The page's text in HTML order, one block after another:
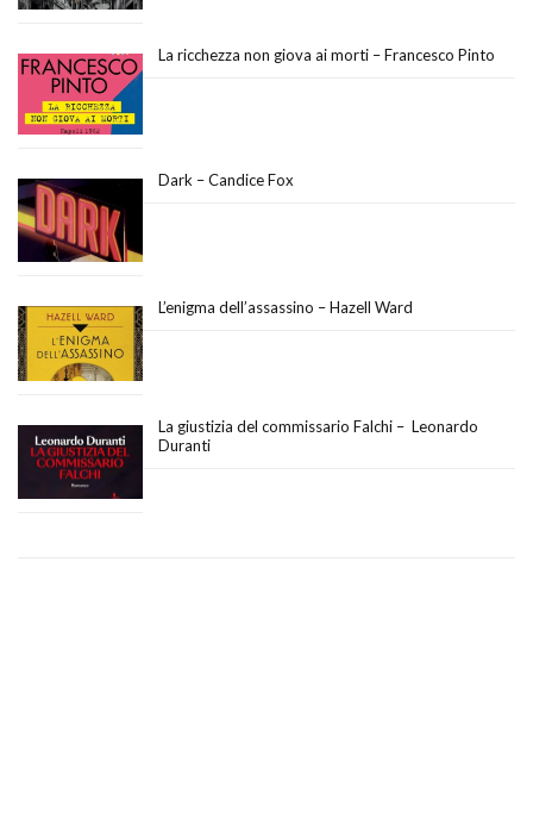
La ricchezza non giova ai morti – Francesco Pinto
Dark – Candice Fox
L’enigma dell’assassino – Hazell Ward
La giustizia del commissario Falchi – Leonardo
Duranti